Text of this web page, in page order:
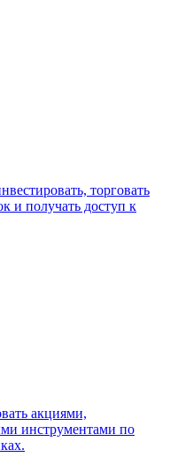
торговать
и получать доступ к
акциями,
инструментами по